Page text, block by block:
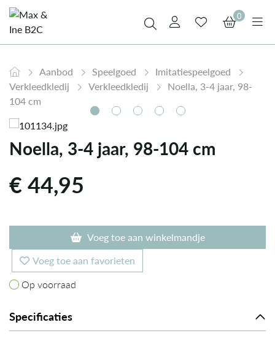
0
Aanbod Speelgoed
Imitatiespeelgoed
Verkleedkledij
Verkleedkledij
Noella, 3-4 jaar, 98-
104 cm
Noella, 3-4 jaar, 98-104 cm
€44,95
Voeg toe aan winkelmandje
Voeg toe aan favorieten
Op voorraad
Op voorraad
Specificaties